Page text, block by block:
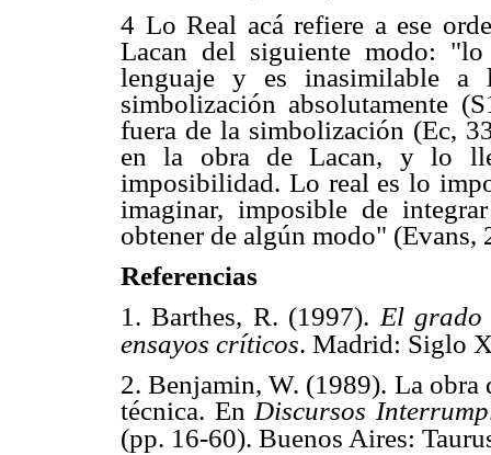
4 Lo Real acá refiere a ese
Lacan del siguiente modo:
lenguaje y es inasimilable a
simbolización absolutamente
fuera de la simbolización (Ec,
en la obra de Lacan, y lo
imposibilidad. Lo real es lo
imaginar, imposible de
obtener de algún modo" (Evans,
Referencias
1. Barthes, R. (1997). El grado
ensayos críticos. Madrid: Siglo
2. Benjamin, W. (1989). La obra
técnica. En Discursos
(pp. 16-60). Buenos Aires: